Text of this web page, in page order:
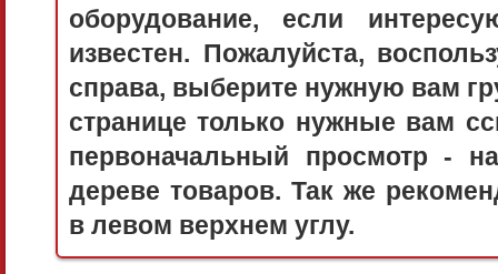
оборудование, если
известен. Пожалуйста,
справа, выберите нужную вам
странице только нужные вам
первоначальный просмотр -
дереве товаров. Так же
в левом верхнем углу.